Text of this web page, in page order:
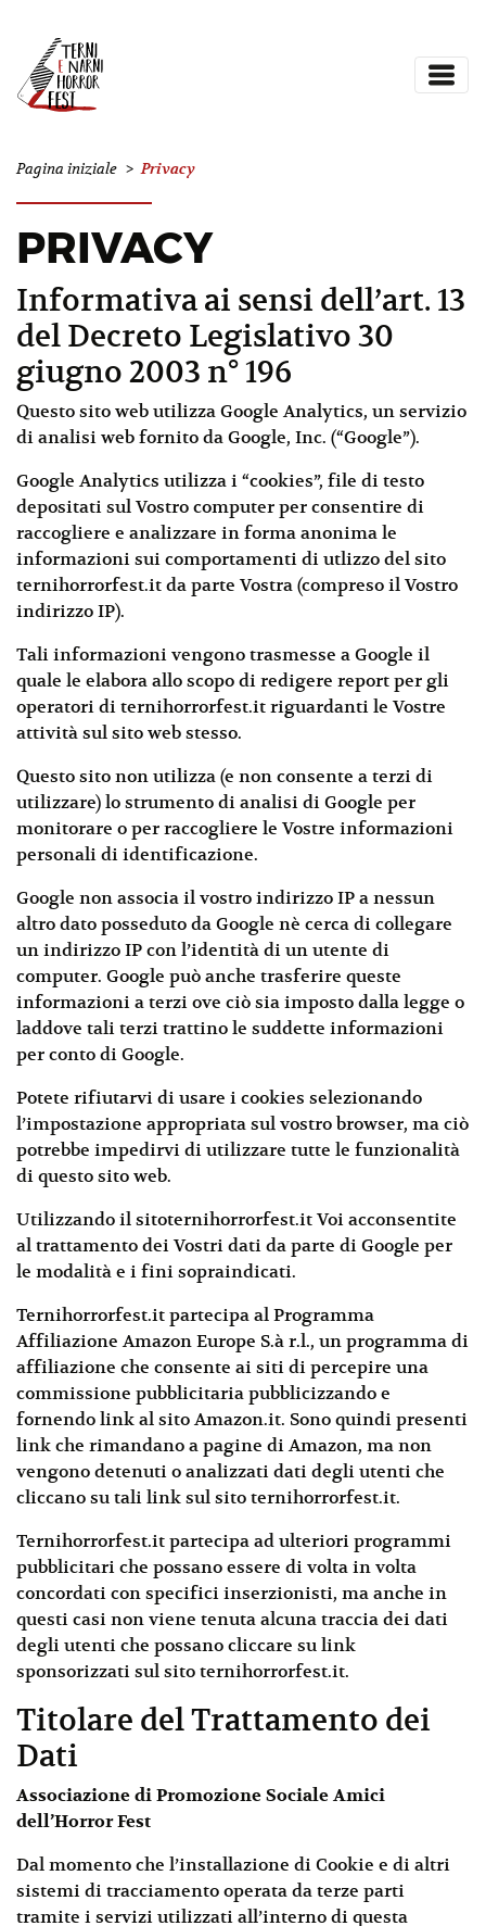
Pagina iniziale > Privacy
PRIVACY
Informativa ai sensi dell’art. 13
del Decreto Legislativo 30
giugno 2003 n° 196
Questo sito web utilizza Google Analytics, un servizio
di analisi web fornito da Google, Inc. (“Google”).
Google Analytics utilizza i “cookies”, file di testo
depositati sul Vostro computer per consentire di
raccogliere e analizzare in forma anonima le
informazioni sui comportamenti di utlizzo del sito
ternihorrorfest.it da parte Vostra (compreso il Vostro
indirizzo IP).
Tali informazioni vengono trasmesse a Google il
quale le elabora allo scopo di redigere report per gli
operatori di ternihorrorfest.it riguardanti le Vostre
attività sul sito web stesso.
Questo sito non utilizza (e non consente a terzi di
utilizzare) lo strumento di analisi di Google per
monitorare o per raccogliere le Vostre informazioni
personali di identificazione.
Google non associa il vostro indirizzo IP a nessun
altro dato posseduto da Google nè cerca di collegare
un indirizzo IP con l’identità di un utente di
computer. Google può anche trasferire queste
informazioni a terzi ove ciò sia imposto dalla legge o
laddove tali terzi trattino le suddette informazioni
per conto di Google.
Potete rifiutarvi di usare i cookies selezionando
l’impostazione appropriata sul vostro browser, ma ciò
potrebbe impedirvi di utilizzare tutte le funzionalità
di questo sito web.
Utilizzando il sitoternihorrorfest.it Voi acconsentite
al trattamento dei Vostri dati da parte di Google per
le modalità e i fini sopraindicati.
Ternihorrorfest.it partecipa al Programma
Affiliazione Amazon Europe S.à r.l., un programma di
affiliazione che consente ai siti di percepire una
commissione pubblicitaria pubblicizzando e
fornendo link al sito Amazon.it. Sono quindi presenti
link che rimandano a pagine di Amazon, ma non
vengono detenuti o analizzati dati degli utenti che
cliccano su tali link sul sito ternihorrorfest.it.
Ternihorrorfest.it partecipa ad ulteriori programmi
pubblicitari che possano essere di volta in volta
concordati con specifici inserzionisti, ma anche in
questi casi non viene tenuta alcuna traccia dei dati
degli utenti che possano cliccare su link
sponsorizzati sul sito ternihorrorfest.it.
Titolare del Trattamento dei
Dati
Associazione di Promozione Sociale Amici
dell’Horror Fest
Dal momento che l’installazione di Cookie e di altri
sistemi di tracciamento operata da terze parti
tramite i servizi utilizzati all’interno di questa